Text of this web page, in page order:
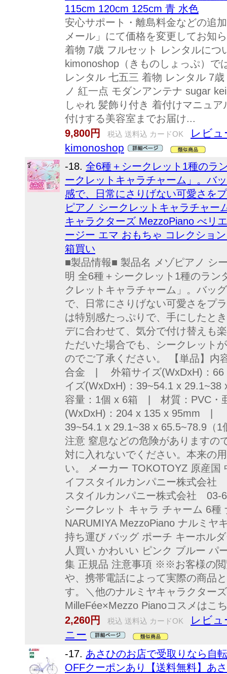
115cm 120cm 125cm 青 水色
安心サポート・離島料金などの追
メール」にて価格を変更してお知
着物 7歳 フルセット レンタルにつ
kimonoshop（きものしょっぷ）
レンタル 七五三 着物 レンタル 7
ノ 紅一点 モダンアンテナ sugar
しゃれ 髪飾り付き 着付けマニュ
付けする美容室までお届け...
9,800円
税込 送料込 カードOK
レビュ
kimonoshop
-18. 全6種＋シークレット1種のラ
ークレットキャラチャーム」。バ
感で、日常にさりげない可愛さを
ピアノ シークレットキャラチャー
キャラクターズ MezzoPiano べリ
ージー エマ おもちゃ コレクショ
箱買い
■製品情報■ 製品名 メゾピアノ シ
明 全6種＋シークレット1種のラン
クレットキャラチャーム」。バッ
で、日常にさりげない可愛さをプ
は特別感たっぷりで、手にしたと
デに合わせて、気分で付け替えも
ただいた場合でも、シークレット
のでご了承ください。 【単品】
合金 | 外箱サイズ(WxDxH)：
イズ(WxDxH)：39~54.1 x
容量：1個 x 6箱 | 材質：PVC
(WxDxH)：204 x 135 x 95mm |
39~54.1 x 29.1~38 x 65.5~78.9（
注意 窒息などの危険がありますの
対に入れないでください。本来の
い。 メーカー TOKOTOYZ 原産
イフスタイルカンパニー株式会社
スタイルカンパニー株式会社 03-
シークレット キャラ チャーム 6
NARUMIYA MezzoPiano ナルミヤ
持ち運び バッグ ポーチ キーホル
人買い かわいい ピンク ブルー パ
集 正規品 注意事項 ※※お客様の閲
や、携帯電話によって実際の商品
す。＼他のナルミヤキャラクター
MilleFée×Mezzo Pianoコスメはこ
2,260円
税込 送料込 カードOK
レビュ
ニー
-17. あさひのお店で受取りなら自
OFFクーポンあり【送料無料】あ